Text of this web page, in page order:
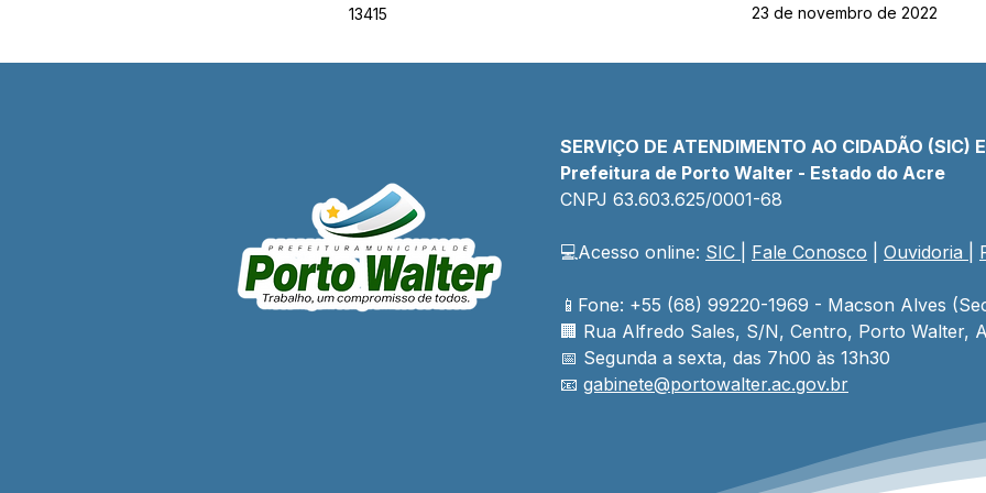
13415 23 de novembro de 2022
SERVIÇO DE ATENDIMENTO AO CIDADÃO (SIC)
Prefeitura de Porto Walter - Estado do Acre
CNPJ 63.603.625/0001-68
💻Acesso online: SIC Fale Conosco Ouvidoria
📱Fone: +55 (68) 99220-1969 - Macson Alves
🏢 Rua Alfredo Sales, S/N, Centro, Porto Walter,
📅 Segunda a sexta, das 7h00 às 13h30
📧 gabinete@portowalter.ac.gov.br